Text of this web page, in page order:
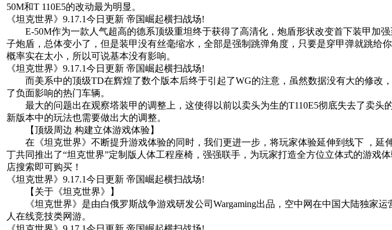
50M和T 110E5的改动最为明显。
《坦克世界》9.17.1今日更新 帝国崛起横扫战场!
E-50M作为一款人气超高的德系顶级重坦终于获得了高清化，炮盾形状改变首下装甲加强
子炮盾，总体变小了，但是装甲没有丝毫缩水，全部是强制跳弹角度，只要是穿甲弹就跳给
概率实在太小，所以可说基本没有影响。
《坦克世界》9.17.1今日更新 帝国崛起横扫战场!
而美系中的顶级TD在辉煌了数个版本后终于引起了WG的注意，虽然数据没有大的修改
了负面影响的热门车辆。
最大的问题出在观察塔装甲的调整上，这使得以前以卖头为生的T110E5彻底失去了卖头
新版本中的玩法也需要做出大的调整。
【顶级周边 构建立体游戏体验】
在《坦克世界》不断提升游戏体验的同时，我们更进一步，将玩家体验延伸到线下 ，
丁共同推出了“坦克世界”定制版人体工程座椅，强强联手，为玩家打造全方位立体式的游戏
店搜索即可购买！
《坦克世界》9.17.1今日更新 帝国崛起横扫战场!
【关于《坦克世界》】
《坦克世界》是由白俄罗斯战争游戏研发公司Wargaming出品，空中网在中国大陆独家
人在线竞技类网游。